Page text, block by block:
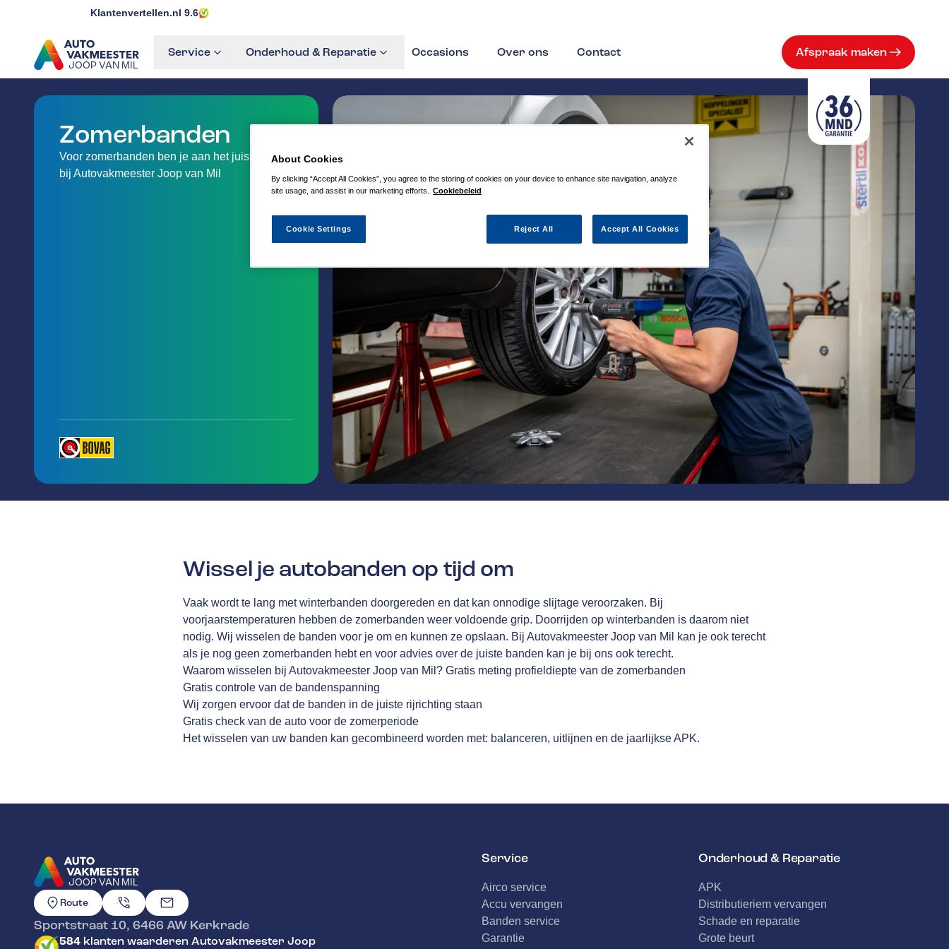
Klantenvertellen.nl 9.6
JOOP VAN MIL
GA NAAR DE HOMEPAGINA
Service Onderhoud & Reparatie Occasions Over ons Contact Afspraak maken
Zomerbanden
Voor zomerbanden ben je aan het juiste adres
bij Autovakmeester Joop van Mil
Wissel je autobanden op tijd om
Vaak wordt te lang met winterbanden doorgereden en dat kan onnodige slijtage veroorzaken. Bij
voorjaarstemperaturen hebben de zomerbanden weer voldoende grip. Doorrijden op winterbanden is daarom niet
nodig. Wij wisselen de banden voor je om en kunnen ze opslaan. Bij Autovakmeester Joop van Mil kan je ook terecht
als je nog geen zomerbanden hebt en voor advies over de juiste banden kan je bij ons ook terecht.
Waarom wisselen bij Autovakmeester Joop van Mil? Gratis meting profieldiepte van de zomerbanden
Gratis controle van de bandenspanning
Wij zorgen ervoor dat de banden in de juiste rijrichting staan
Gratis check van de auto voor de zomerperiode
Het wisselen van uw banden kan gecombineerd worden met: balanceren, uitlijnen en de jaarlijkse APK.
JOOP VAN MIL
GA NAAR DE HOMEPAGINA
Route
Sportstraat 10, 6466 AW Kerkrade
584 klanten waarderen Autovakmeester Joop
Service
Airco service
Accu vervangen
Banden service
Garantie
Onderhoud & Reparatie
APK
Distributieriem vervangen
Schade en reparatie
Grote beurt
About Cookies
By clicking “Accept All Cookies”, you agree to the storing of cookies on your device to enhance site navigation, analyze
site usage, and assist in our marketing efforts.
Cookiebeleid
Reject All Accept All Cookies
Cookie Settings